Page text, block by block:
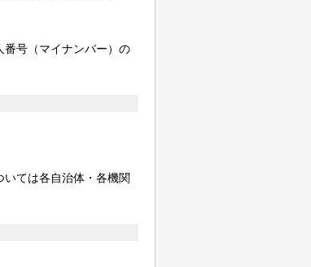
号（マイナンバー）の
ては各自治体・各機関